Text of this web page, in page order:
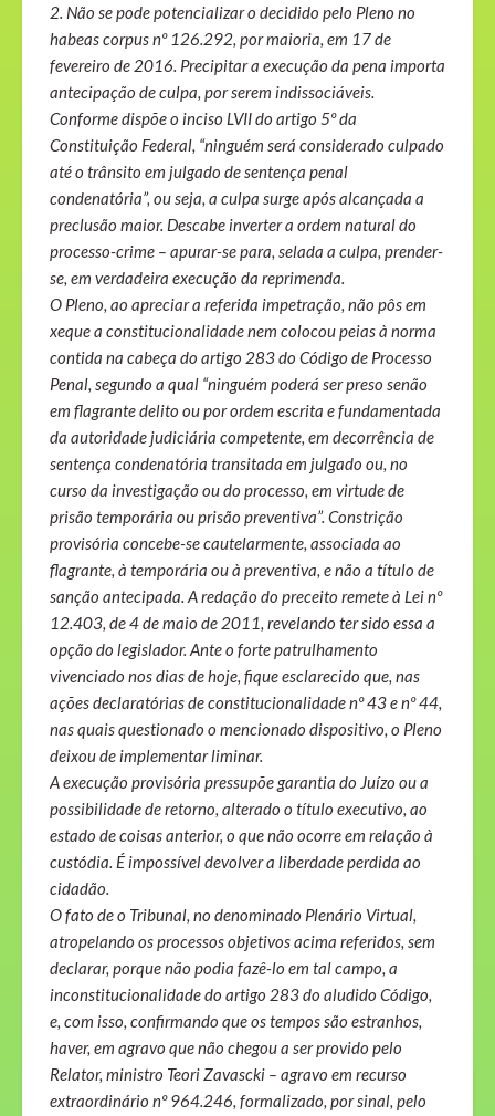
2. Não se pode potencializar o decidido pelo Pleno no
habeas corpus nº 126.292, por maioria, em 17 de
fevereiro de 2016. Precipitar a execução da pena importa
antecipação de culpa, por serem indissociáveis.
Conforme dispõe o inciso LVII do artigo 5º da
Constituição Federal, “ninguém será considerado culpado
até o trânsito em julgado de sentença penal
condenatória”, ou seja, a culpa surge após alcançada a
preclusão maior. Descabe inverter a ordem natural do
processo-crime – apurar-se para, selada a culpa, prender-
se, em verdadeira execução da reprimenda.
O Pleno, ao apreciar a referida impetração, não pôs em
xeque a constitucionalidade nem colocou peias à norma
contida na cabeça do artigo 283 do Código de Processo
Penal, segundo a qual “ninguém poderá ser preso senão
em flagrante delito ou por ordem escrita e fundamentada
da autoridade judiciária competente, em decorrência de
sentença condenatória transitada em julgado ou, no
curso da investigação ou do processo, em virtude de
prisão temporária ou prisão preventiva”. Constrição
provisória concebe-se cautelarmente, associada ao
flagrante, à temporária ou à preventiva, e não a título de
sanção antecipada. A redação do preceito remete à Lei nº
12.403, de 4 de maio de 2011, revelando ter sido essa a
opção do legislador. Ante o forte patrulhamento
vivenciado nos dias de hoje, fique esclarecido que, nas
ações declaratórias de constitucionalidade nº 43 e nº 44,
nas quais questionado o mencionado dispositivo, o Pleno
deixou de implementar liminar.
A execução provisória pressupõe garantia do Juízo ou a
possibilidade de retorno, alterado o título executivo, ao
estado de coisas anterior, o que não ocorre em relação à
custódia. É impossível devolver a liberdade perdida ao
cidadão.
O fato de o Tribunal, no denominado Plenário Virtual,
atropelando os processos objetivos acima referidos, sem
declarar, porque não podia fazê-lo em tal campo, a
inconstitucionalidade do artigo 283 do aludido Código,
e, com isso, confirmando que os tempos são estranhos,
haver, em agravo que não chegou a ser provido pelo
Relator, ministro Teori Zavascki – agravo em recurso
extraordinário nº 964.246, formalizado, por sinal, pelo